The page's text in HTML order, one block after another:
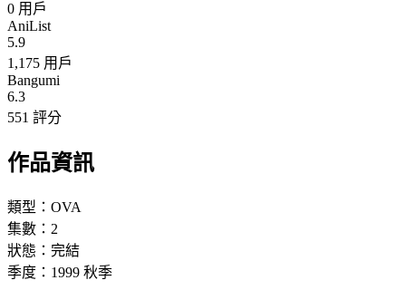
0 用戶
AniList
5.9
1,175 用戶
Bangumi
6.3
551 評分
作品資訊
類型： OVA
集數： 2
狀態： 完結
季度： 1999 秋季